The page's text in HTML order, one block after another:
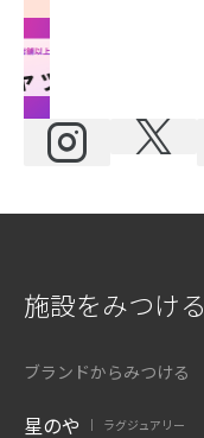
施設をみつける
ブランドからみつける
星のや ラグジュアリー